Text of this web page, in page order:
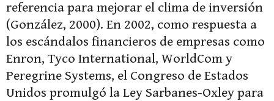
referencia para mejorar el clima de inversión
(González, 2000). En 2002, como respuesta a
los escándalos financieros de empresas como
Enron, Tyco International, WorldCom y
Peregrine Systems, el Congreso de Estados
Unidos promulgó la Ley Sarbanes-Oxley para